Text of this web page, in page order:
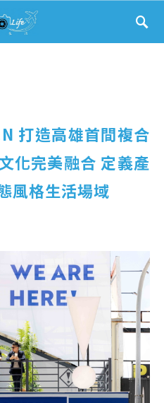
打造高雄首間複合
化完美融合 定義產
風格生活場域